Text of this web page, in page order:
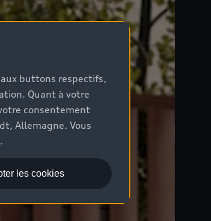
buttons respectifs,
Quant à votre
consentement
Allemagne. Vous
.
les cookies